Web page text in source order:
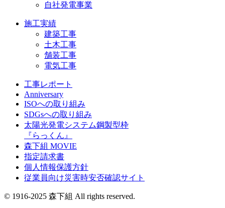
自社発電事業
施工実績
建築工事
土木工事
舗装工事
電気工事
工事レポート
Anniversary
ISOへの取り組み
SDGsへの取り組み
太陽光発電システム鋼製型枠
『らっくん』
森下組 MOVIE
指定請求書
個人情報保護方針
従業員向け災害時安否確認サイト
© 1916-2025 森下組 All rights reserved.